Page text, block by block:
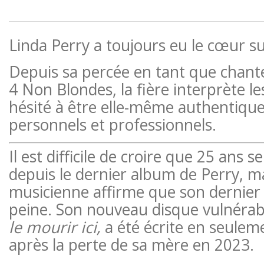
Linda Perry a toujours eu le cœur
Depuis sa percée en tant que
4 Non Blondes, la fière interprète
hésité à être elle-même
personnels et professionnels.
Il est difficile de croire que 25 ans
depuis le dernier album de Perry,
musicienne affirme que son
peine. Son nouveau disque
le mourir ici, a été écrite en
après la perte de sa mère en 2023.